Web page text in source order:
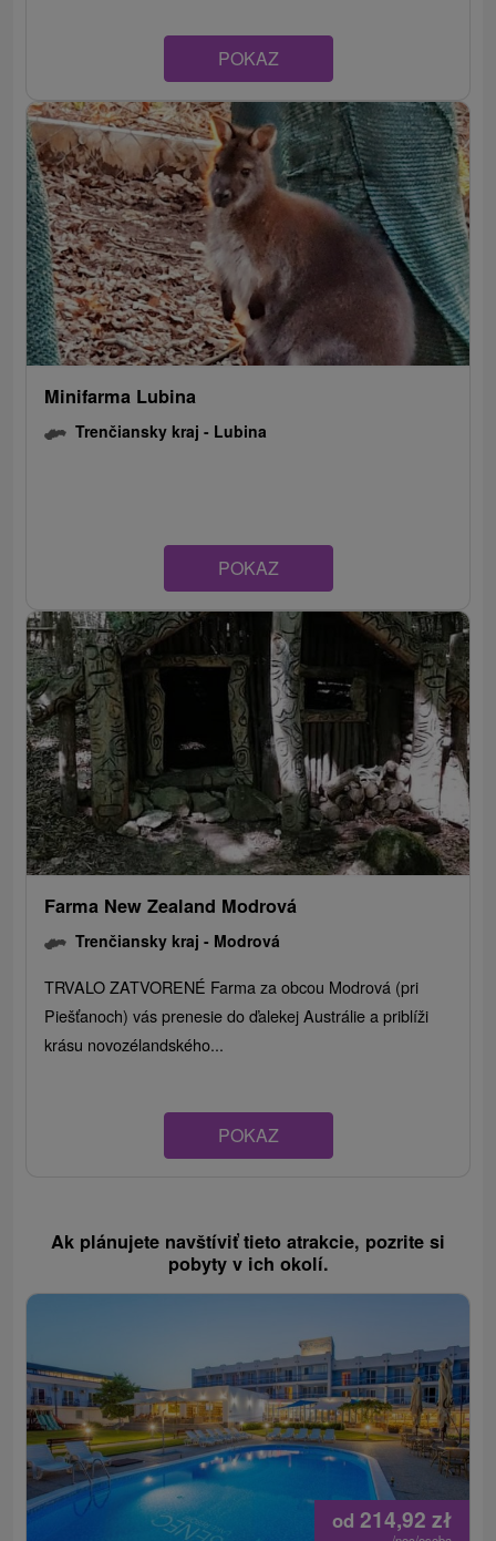
POKAZ
Minifarma Lubina
Trenčiansky kraj - Lubina
POKAZ
Farma New Zealand Modrová
Trenčiansky kraj - Modrová
TRVALO ZATVORENÉ Farma za obcou Modrová (pri
Piešťanoch) vás prenesie do ďalekej Austrálie a priblíži
krásu novozélandského...
POKAZ
Ak plánujete navštíviť tieto atrakcie, pozrite si
pobyty v ich okolí.
od 214,92zł